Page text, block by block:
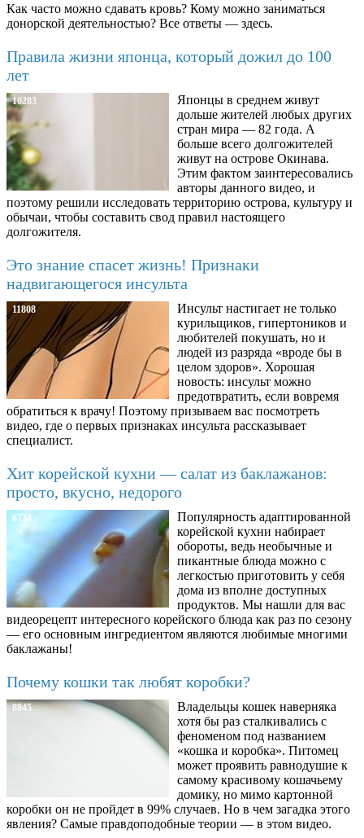
Как часто можно сдавать кровь? Кому можно заниматься
донорской деятельностью? Все ответы — здесь.
Правила жизни японца, который дожил до 100
лет
10283
Японцы в среднем живут
дольше жителей любых других
стран мира — 82 года. А
больше всего долгожителей
живут на острове Окинава.
Этим фактом заинтересовались
авторы данного видео, и
поэтому решили исследовать территорию острова, культуру и
обычаи, чтобы составить свод правил настоящего
долгожителя.
Это знание спасет жизнь! Признаки
надвигающегося инсульта
11808
Инсульт настигает не только
курильщиков, гипертоников и
любителей покушать, но и
людей из разряда «вроде бы в
целом здоров». Хорошая
новость: инсульт можно
предотвратить, если вовремя
обратиться к врачу! Поэтому призываем вас посмотреть
видео, где о первых признаках инсульта рассказывает
специалист.
Хит корейской кухни — салат из баклажанов:
просто, вкусно, недорого
6734
Популярность адаптированной
корейской кухни набирает
обороты, ведь необычные и
пикантные блюда можно с
легкостью приготовить у себя
дома из вполне доступных
продуктов. Мы нашли для вас
видеорецепт интересного корейского блюда как раз по сезону
— его основным ингредиентом являются любимые многими
баклажаны!
Почему кошки так любят коробки?
8845
Владельцы кошек наверняка
хотя бы раз сталкивались с
феноменом под названием
«кошка и коробка». Питомец
может проявить равнодушие к
самому красивому кошачьему
домику, но мимо картонной
коробки он не пройдет в 99% случаев. Но в чем загадка этого
явления? Самые правдоподобные теории — в этом видео.